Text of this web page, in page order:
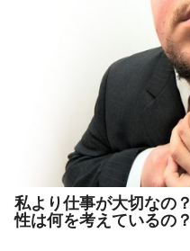
私より仕事が大切なの
性は何を考えているの？